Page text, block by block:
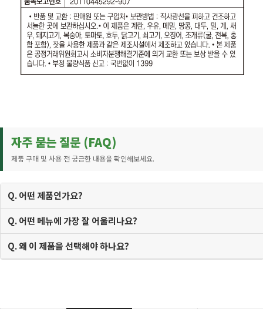
자주 묻는 질문 (FAQ)
제품 구매 및 사용 전 궁금한 내용을 확인해보세요.
Q. 어떤 제품인가요?
Q. 어떤 메뉴에 가장 잘 어울리나요?
Q. 왜 이 제품을 선택해야 하나요?